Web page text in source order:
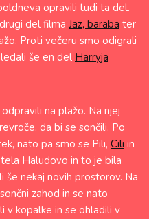
opravili tudi ta del.
del filma Jaz, baraba ter
Proti večeru smo odigrali
še en del Harryja
na plažo. Na njej
da bi se sončili. Po
nato pa smo se Pili, Cili in
Haludovo in to je bila
še nekaj novih prostorov. Na
zahod in se nato
v kopalke in se ohladili v